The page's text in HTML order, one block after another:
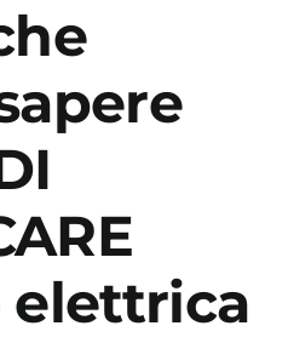
ricerche
mercato
Stampa
elettrica